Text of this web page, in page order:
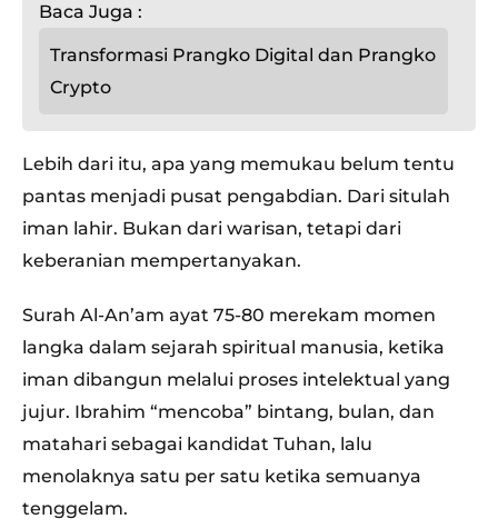
Baca Juga :
Transformasi Prangko Digital dan Prangko
Crypto
Lebih dari itu, apa yang memukau belum tentu
pantas menjadi pusat pengabdian. Dari situlah
iman lahir. Bukan dari warisan, tetapi dari
keberanian mempertanyakan.
Surah Al-An’am ayat 75-80 merekam momen
langka dalam sejarah spiritual manusia, ketika
iman dibangun melalui proses intelektual yang
jujur. Ibrahim “mencoba” bintang, bulan, dan
matahari sebagai kandidat Tuhan, lalu
menolaknya satu per satu ketika semuanya
tenggelam.